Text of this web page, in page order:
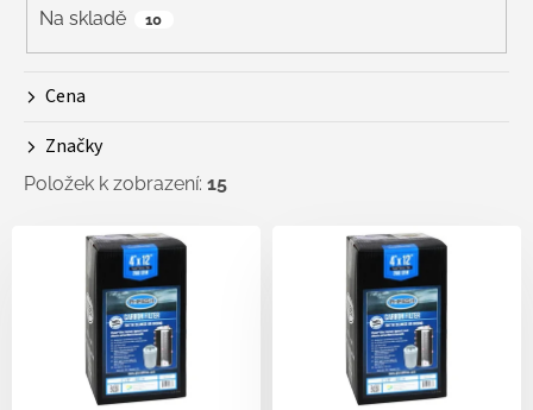
Na skladě 10
Cena
Značky
Položek k zobrazení: 15